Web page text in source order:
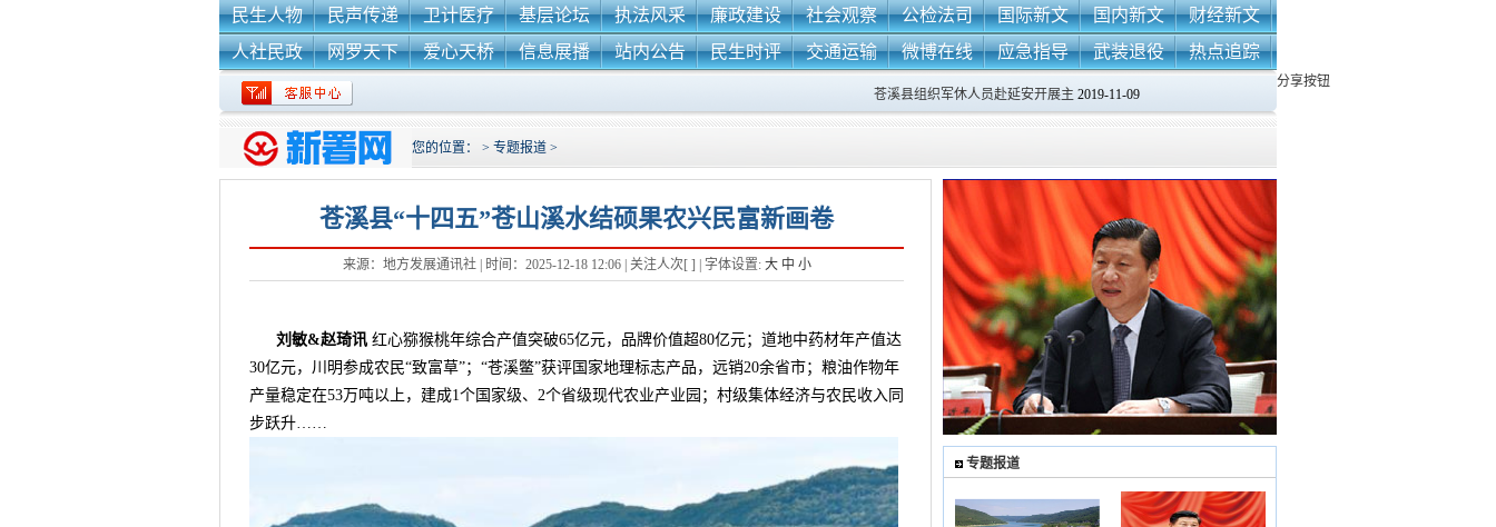
民生人物
民声传递 卫计医疗 基层论坛 执法风采 廉政建设 社会观察 公检法司 国际新文 国内新文
财经新文
人社民政
网罗天下 爱心天桥 信息展播 站内公告 民生时评 交通运输 微博在线 应急指导 武装退役 热点追踪
苍溪县组织军休人员赴延安开展主2019-11-09
您的位置： > 专题报道 >
苍溪县“十四五”苍山溪水结硕果农兴民富新画卷
来源：地方发展通讯社 | 时间：2025-12-18 12:06 | 关注人次[ ] | 字体设置: 大 中 小
刘敏&赵琦讯 红心猕猴桃年综合产值突破65亿元，品牌价值超80亿元；道地中药材年产值达
30亿元，川明参成农民“致富草”；“苍溪鳖”获评国家地理标志产品，远销20余省市；粮油作物年
产量稳定在53万吨以上，建成1个国家级、2个省级现代农业产业园；村级集体经济与农民收入同
步跃升……
专题报道
分享按钮